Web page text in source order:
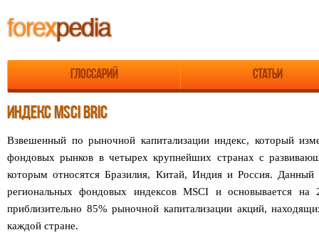
Глоссарий Статьи
ИНДЕКС MSCI BRIC
Взвешенный по рыночной капитализации индекс, который
фондовых рынков в четырех крупнейших странах с
которым относятся Бразилия, Китай, Индия и Россия. Данный
региональных фондовых индексов MSCI и основывается на
приблизительно 85% рыночной капитализации акций,
каждой стране.